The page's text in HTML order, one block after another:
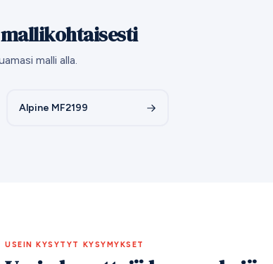
malli alla.
Alpine MF2199
USEIN KYSYTYT KYSYMYKSET